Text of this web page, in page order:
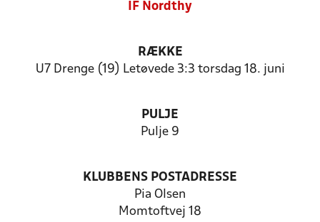
IF Nordthy
RÆKKE
U7 Drenge (19) Letøvede 3:3 torsdag 18. juni
PULJE
Pulje 9
KLUBBENS POSTADRESSE
Pia Olsen
Momtoftvej 18